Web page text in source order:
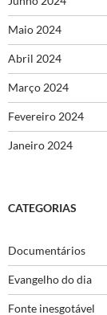
Maio 2024
Abril 2024
Março 2024
Fevereiro 2024
Janeiro 2024
CATEGORIAS
Documentários
Evangelho do dia
Fonte inesgotável